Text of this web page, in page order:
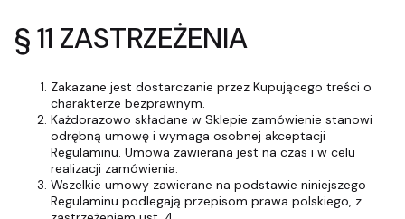
§ 11 ZASTRZEŻENIA
Zakazane jest dostarczanie przez Kupującego treści o
charakterze bezprawnym.
Każdorazowo składane w Sklepie zamówienie stanowi
odrębną umowę i wymaga osobnej akceptacji
Regulaminu. Umowa zawierana jest na czas i w celu
realizacji zamówienia.
Wszelkie umowy zawierane na podstawie niniejszego
Regulaminu podlegają przepisom prawa polskiego, z